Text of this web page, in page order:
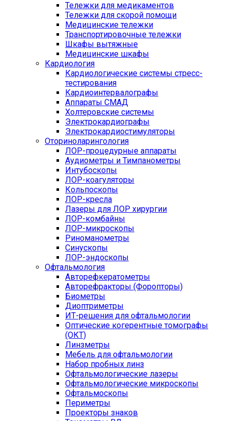
Тележки для медикаментов
Тележки для скорой помощи
Медицинские тележки
Транспортировочные тележки
Шкафы вытяжные
Медицинские шкафы
Кардиология
Кардиологические системы стресс-
тестирования
Кардиоинтервалографы
Аппараты СМАД
Холтеровские системы
Электрокардиографы
Электрокардиостимуляторы
Оториноларингология
ЛОР-процедурные аппараты
Аудиометры и Тимпанометры
Интубоскопы
ЛОР-коагуляторы
Кольпоскопы
ЛОР-кресла
Лазеры для ЛОР хирургии
ЛОР-комбайны
ЛОР-микроскопы
Риноманометры
Синускопы
ЛОР-эндоскопы
Офтальмология
Авторефкератометры
Авторефракторы (Форопторы)
Биометры
Диоптриметры
ИТ-решения для офтальмологии
Оптические когерентные томографы
(ОКТ)
Линзметры
Мебель для офтальмологии
Набор пробных линз
Офтальмологические лазеры
Офтальмологические микроскопы
Офтальмоскопы
Периметры
Проекторы знаков